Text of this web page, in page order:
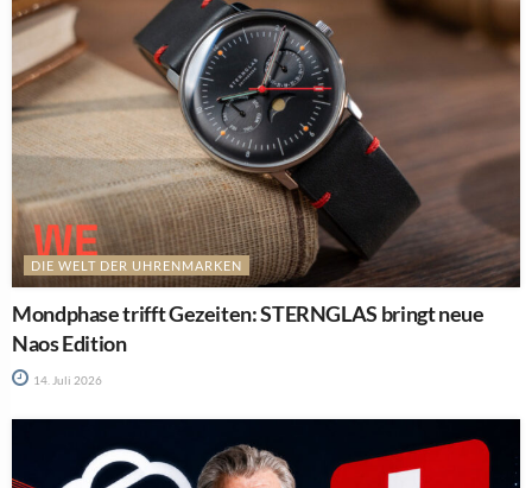
DIE WELT DER UHRENMARKEN
Mondphase trifft Gezeiten: STERNGLAS bringt neue
Naos Edition
14. Juli 2026